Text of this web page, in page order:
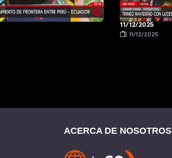
11/12/2025
11/12/2025
ACERCA DE NOSOTROS